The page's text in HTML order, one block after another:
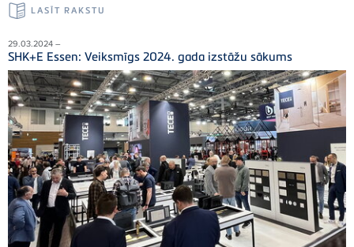
LASĪT RAKSTU
29.03.2024 –
SHK+E Essen: Veiksmīgs 2024. gada izstāžu sākums